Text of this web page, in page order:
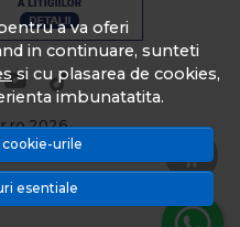
a va oferi
in continuare, sunteti
si cu plasarea de cookies,
imbunatatita.
urile
esentiale
2026
cu MerchantPro